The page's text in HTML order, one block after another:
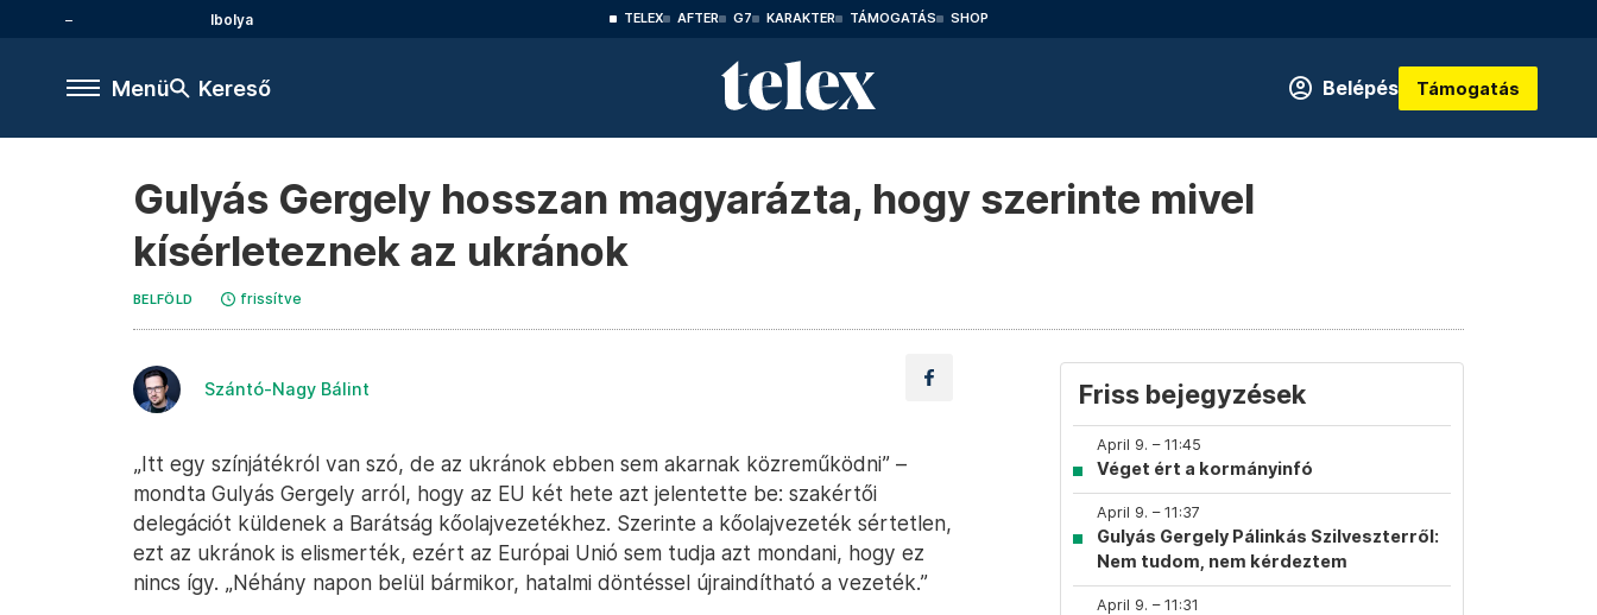
Ibolya TELEX AFTER G7 KARAKTER TÁMOGATÁS SHOP
Menü Kereső Belépés Támogatás
Gulyás Gergely hosszan magyarázta, hogy szerinte mivel
kísérleteznek az ukránok
BELFÖLD frissítve
Szántó-Nagy Bálint
„Itt egy színjátékról van szó, de az ukránok ebben sem akarnak közreműködni” –
mondta Gulyás Gergely arról, hogy az EU két hete azt jelentette be: szakértői
delegációt küldenek a Barátság kőolajvezetékhez. Szerinte a kőolajvezeték sértetlen,
ezt az ukránok is elismerték, ezért az Európai Unió sem tudja azt mondani, hogy ez
nincs így. „Néhány napon belül bármikor, hatalmi döntéssel újraindítható a vezeték.”
Friss bejegyzések
April 9. – 11:45
Véget ért a kormányinfó
April 9. – 11:37
Gulyás Gergely Pálinkás Szilveszterről:
Nem tudom, nem kérdeztem
April 9. – 11:31